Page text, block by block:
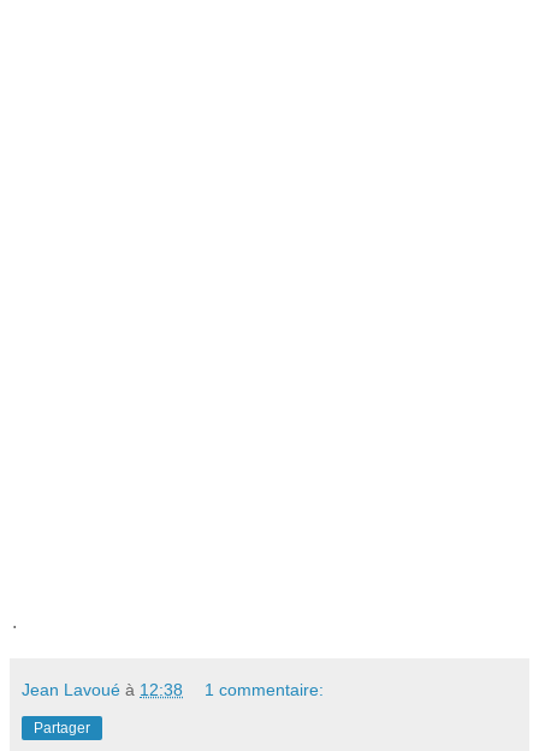
.
Jean Lavoué à 12:38 1 commentaire:
Partager